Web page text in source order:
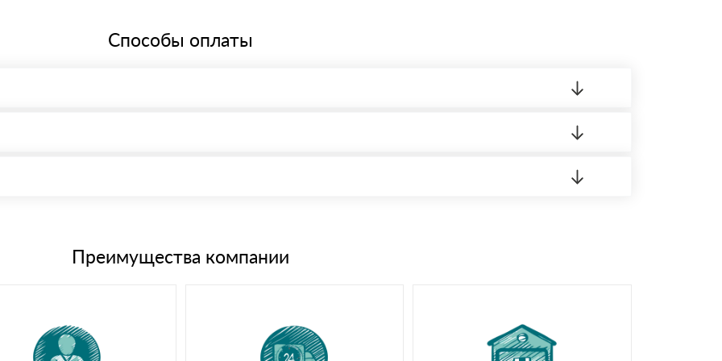
Способы оплаты
банковским картамПреимущества компании